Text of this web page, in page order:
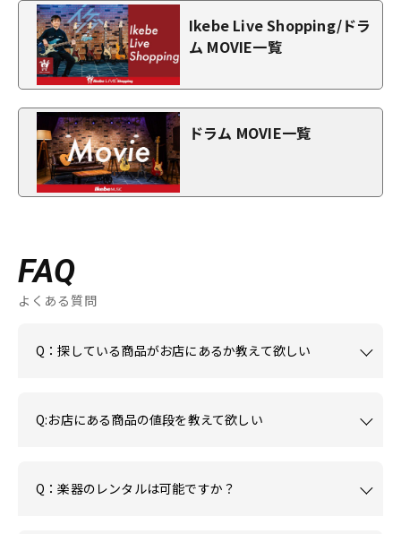
Ikebe Live Shopping/ドラ
ム MOVIE一覧
ドラム MOVIE一覧
FAQ
よくある質問
Q：探している商品がお店にあるか教えて欲しい
Q:お店にある商品の値段を教えて欲しい
Q：楽器のレンタルは可能ですか？